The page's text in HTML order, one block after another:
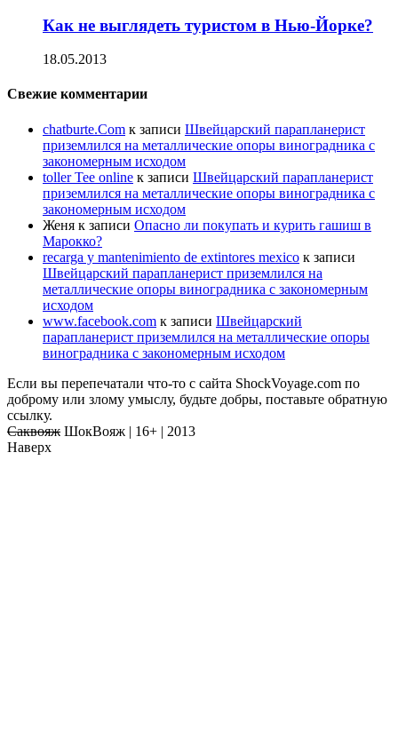
Как не выглядеть туристом в Нью-Йорке?
18.05.2013
Свежие комментарии
chatburte.Com к записи Швейцарский парапланерист
приземлился на металлические опоры виноградника с
закономерным исходом
toller Tee online к записи Швейцарский парапланерист
приземлился на металлические опоры виноградника с
закономерным исходом
Женя к записи Опасно ли покупать и курить гашиш в
Марокко?
recarga y mantenimiento de extintores mexico к записи
Швейцарский парапланерист приземлился на
металлические опоры виноградника с закономерным
исходом
www.facebook.com к записи Швейцарский
парапланерист приземлился на металлические опоры
виноградника с закономерным исходом
Если вы перепечатали что-то с сайта ShockVoyage.com по
доброму или злому умыслу, будьте добры, поставьте обратную
ссылку.
Саквояж ШокВояж | 16+ | 2013
Наверх